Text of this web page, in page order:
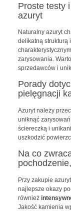
Proste testy
azuryt
Naturalny azuryt
delikatną strukturą
zarysowania.
sprzedawców i
Porady
pielęgnacji
Azuryt należy
uniknąć
ściereczką i
uszkodzić
Na co
Przy zakupie
najlepsze okazy
również
Jakość kamienia